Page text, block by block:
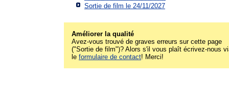
Sortie de film le 24/11/2027
Améliorer la qualité
Avez-vous trouvé de graves erreurs sur cette page
("Sortie de film")? Alors s'il vous plaît écrivez-nous
le formulaire de contact! Merci!